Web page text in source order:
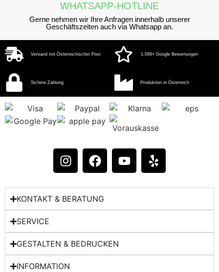
WHATSAPP-HOTLINE
Gerne nehmen wir Ihre Anfragen innerhalb unserer
Geschäftszeiten auch via Whatsapp an.
Versand mit Österreichischer Post 1.099+ Google Bewertungen
Sichere Zahlung Produktion in Österreich
KONTAKT & BERATUNG​
SERVICE
GESTALTEN & BEDRUCKEN
INFORMATION